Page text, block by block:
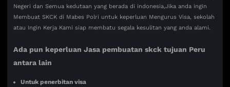
Negeri dan Semua kedutaan yang berada di indonesia,Jika anda ingin
Membuat SKCK di Mabes Polri untuk keperluan Mengurus Visa, sekolah
atau Ingin Kerja Kami siap membatu segala kesulitan yang anda alami.
Ada pun keperluan Jasa pembuatan skck tujuan Peru
antara lain
Untuk penerbitan visa